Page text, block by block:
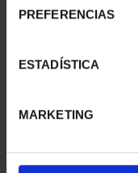
PREFERENCIAS
ESTADÍSTICA
MARKETING